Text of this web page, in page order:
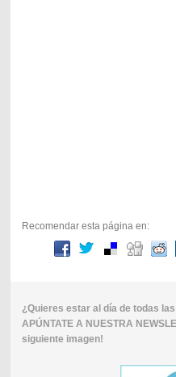
Recomendar esta página en:
¿Quieres estar al día de todas
APÚNTATE A NUESTRA
siguiente imagen!